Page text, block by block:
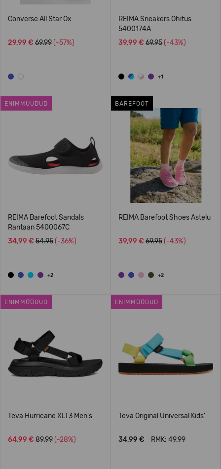
Converse All Star Ox
29,99 € 69.99 (-57%)
REIMA Sneakers Ohitus
5400174A
39,99 € 69.95 (-43%)
+1
ENIMMÜÜDUD
REIMA Barefoot Sandals
Rantaan 5400067C
34,99 € 54.95 (-36%)
+2
BAREFOOT
REIMA Barefoot Shoes Astelu
39,99 € 69.95 (-43%)
+2
ENIMMÜÜDUD
Teva Hurricane XLT3 Men's
64,99 € 89.99 (-28%)
ENIMMÜÜDUD
Teva Original Universal Kids'
34,99 € RMK: 49.99